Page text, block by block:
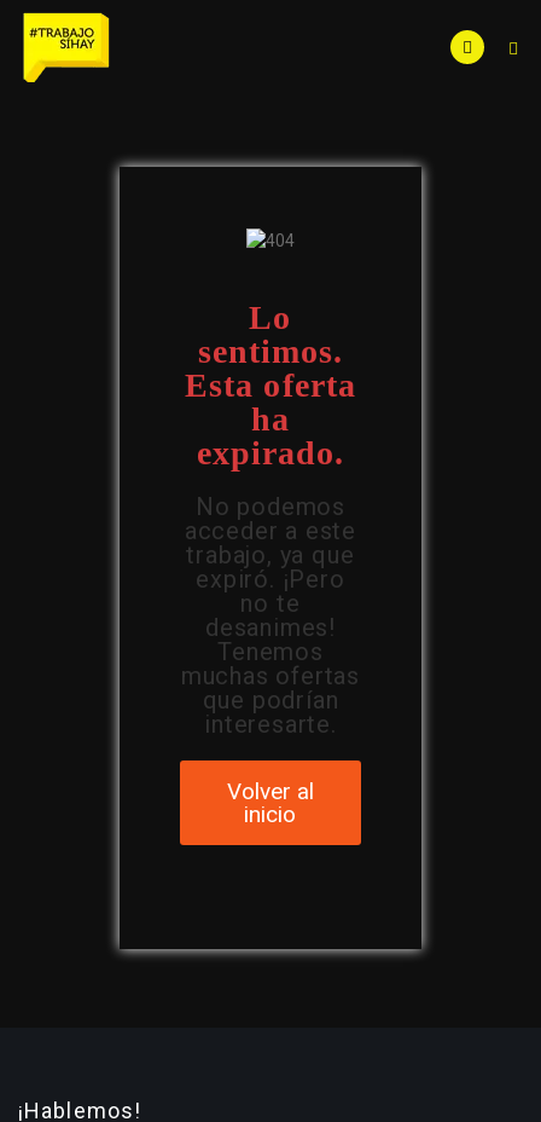
Lo
sentimos.
Esta oferta
ha
expirado.
No podemos
acceder a este
trabajo, ya que
expiró. ¡Pero
no te
desanimes!
Tenemos
muchas ofertas
que podrían
interesarte.
Volver al
inicio
¡Hablemos!